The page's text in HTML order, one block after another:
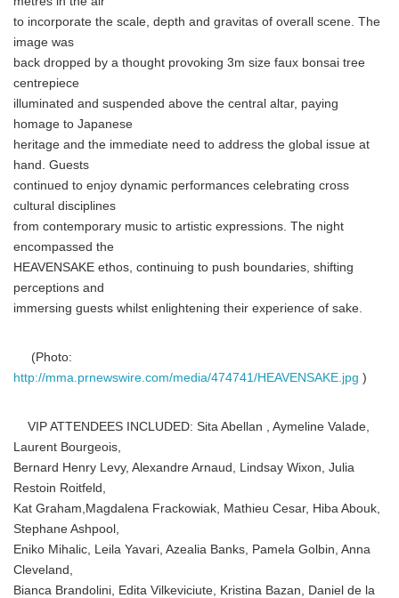
to incorporate the scale, depth and gravitas of overall scene. The
image was
back dropped by a thought provoking 3m size faux bonsai tree
centrepiece
illuminated and suspended above the central altar, paying
homage to Japanese
heritage and the immediate need to address the global issue at
hand. Guests
continued to enjoy dynamic performances celebrating cross
cultural disciplines
from contemporary music to artistic expressions. The night
encompassed the
HEAVENSAKE ethos, continuing to push boundaries, shifting
perceptions and
immersing guests whilst enlightening their experience of sake.
(Photo:
http://mma.prnewswire.com/media/474741/HEAVENSAKE.jpg )
VIP ATTENDEES INCLUDED: Sita Abellan , Aymeline Valade,
Laurent Bourgeois,
Bernard Henry Levy, Alexandre Arnaud, Lindsay Wixon, Julia
Restoin Roitfeld,
Kat Graham,Magdalena Frackowiak, Mathieu Cesar, Hiba Abouk,
Stephane Ashpool,
Eniko Mihalic, Leila Yavari, Azealia Banks, Pamela Golbin, Anna
Cleveland,
Bianca Brandolini, Edita Vilkeviciute, Kristina Bazan, Daniel de la